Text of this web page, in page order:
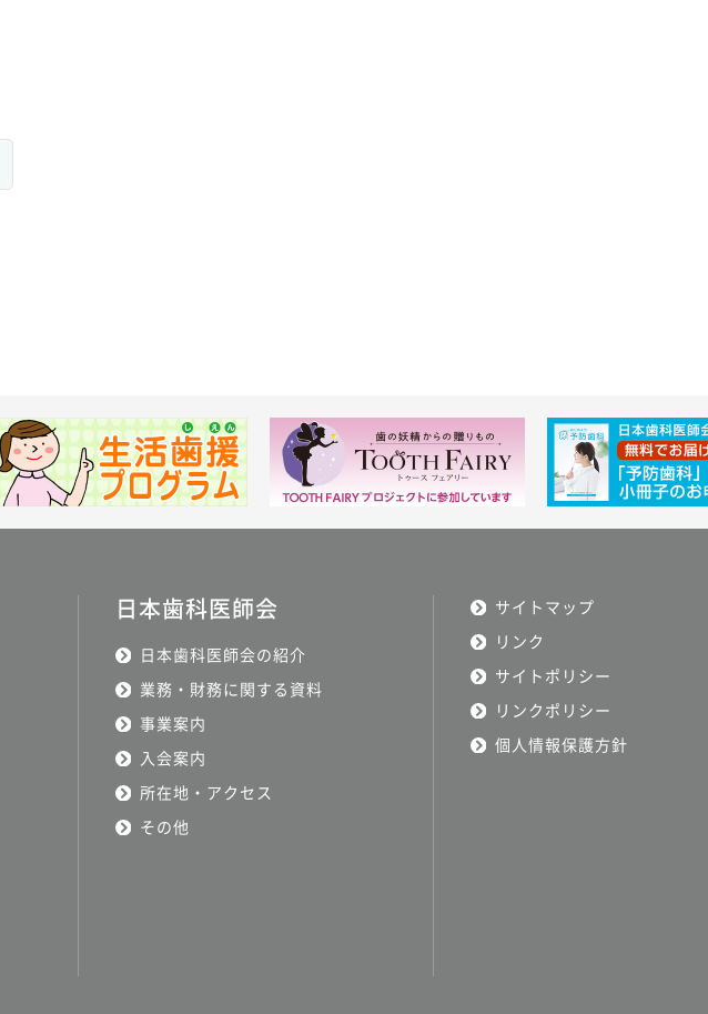
日本歯科医師会
日本歯科医師会の紹介
業務・財務に関する資料
事業案内
入会案内
所在地・アクセス
その他
サイトマップ
リンク
サイトポリシー
リンクポリシー
個人情報保護方針